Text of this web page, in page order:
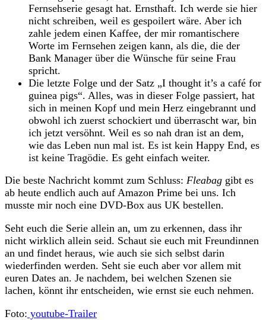
Fernsehserie gesagt hat. Ernsthaft. Ich werde sie hier
nicht schreiben, weil es gespoilert wäre. Aber ich
zahle jedem einen Kaffee, der mir romantischere
Worte im Fernsehen zeigen kann, als die, die der
Bank Manager über die Wünsche für seine Frau
spricht.
Die letzte Folge und der Satz „I thought it’s a café for
guinea pigs“. Alles, was in dieser Folge passiert, hat
sich in meinen Kopf und mein Herz eingebrannt und
obwohl ich zuerst schockiert und überrascht war, bin
ich jetzt versöhnt. Weil es so nah dran ist an dem,
wie das Leben nun mal ist. Es ist kein Happy End, es
ist keine Tragödie. Es geht einfach weiter.
Die beste Nachricht kommt zum Schluss: Fleabag gibt es
ab heute endlich auch auf Amazon Prime bei uns. Ich
musste mir noch eine DVD-Box aus UK bestellen.
Seht euch die Serie allein an, um zu erkennen, dass ihr
nicht wirklich allein seid. Schaut sie euch mit Freundinnen
an und findet heraus, wie auch sie sich selbst darin
wiederfinden werden. Seht sie euch aber vor allem mit
euren Dates an. Je nachdem, bei welchen Szenen sie
lachen, könnt ihr entscheiden, wie ernst sie euch nehmen.
Foto: youtube-Trailer